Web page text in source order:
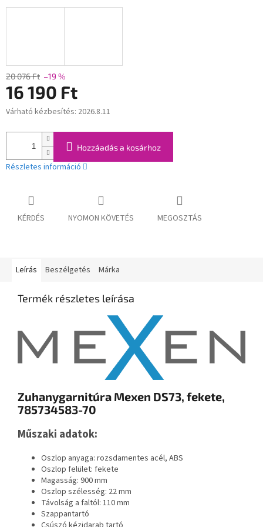
20 076 Ft –19 %
16 190 Ft
Egységár:
Várható kézbesítés: 2026.8.11
Hozzáadás a kosárhoz
Részletes információ
KÉRDÉS NYOMON KÖVETÉS MEGOSZTÁS
Leírás Beszélgetés Márka
Termék részletes leírása
Zuhanygarnitúra Mexen DS73, fekete,
785734583-70
Műszaki adatok:
Oszlop anyaga: rozsdamentes acél, ABS
Oszlop felület: fekete
Magasság: 900 mm
Oszlop szélesség: 22 mm
Távolság a faltól: 110 mm
Szappantartó